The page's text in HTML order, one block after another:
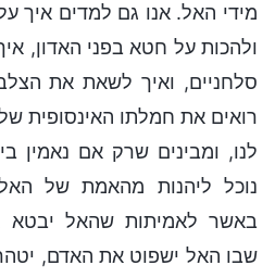
מידי האל. אנו גם למדים איך
ולהכות על חטא בפני האדון,
סלחניים, ואיך לשאת את
רואים את חמלתו האינסופית
לנו, ומבינים שרק אם נאמין
נוכל ליהנות מהאמת של
באשר לאמיתות שהאל יבטא
שבו האל ישפוט את האדם,